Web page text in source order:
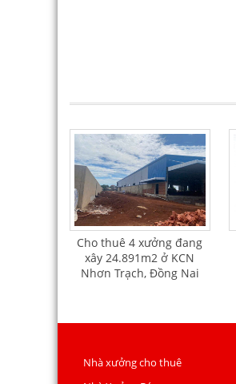
Cho thuê 4 xưởng đang
xây 24.891m2 ở KCN
Nhơn Trạch, Đồng Nai
Nhà xưởng cho thuê